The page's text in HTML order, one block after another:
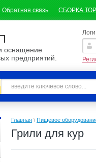
Обратная связь СБОРКА
оснащение
предприятий.
Главная \ Пищевое
Грили для кур